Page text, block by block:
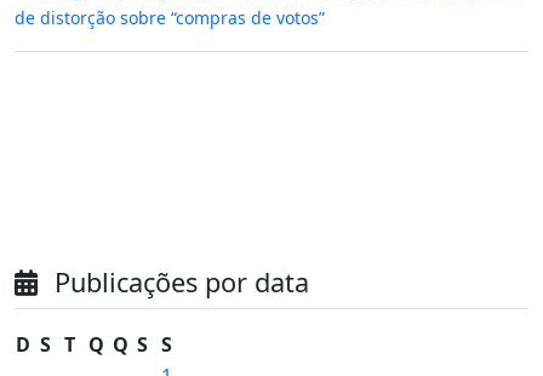
de distorção sobre “compras de votos”
Publicações por data
D S T Q Q S S